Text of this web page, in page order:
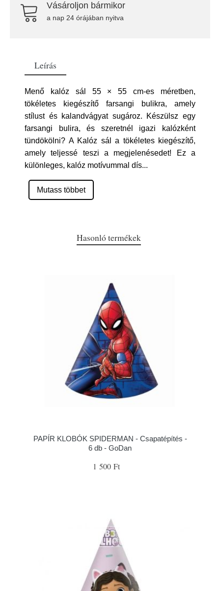
Vásároljon bármikor
a nap 24 órájában nyitva
Leírás
Menő kalóz sál 55 × 55 cm-es méretben,
tökéletes kiegészítő farsangi bulikra, amely
stílust és kalandvágyat sugároz. Készülsz egy
farsangi bulira, és szeretnél igazi kalózként
tündökölni? A Kalóz sál a tökéletes kiegészítő,
amely teljessé teszi a megjelenésedet! Ez a
különleges, kalóz motívummal dís...
Mutass többet
Hasonló termékek
PAPÍR KLOBÓK SPIDERMAN - Csapatépítés -
6 db - GoDan
1 500 Ft